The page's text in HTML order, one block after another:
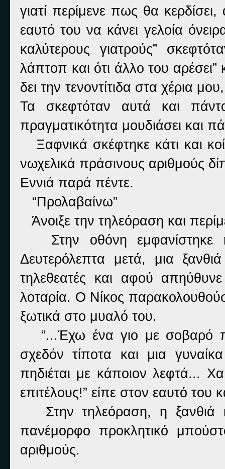
γιατί περίμενε πως θα
εαυτό του να κάνει γελοία
καλύτερους γιατρούς”
λάπτοπ και ότι άλλο του
δει την τενοντίτιδα στα χέρια
Τα σκεφτόταν αυτά και
πραγματικότητα μουδιάσει και
Ξαφνικά σκέφτηκε κάτι και
νωχελικά πράσινους αριθμούς
Εννιά παρά πέντε.
“Προλαβαίνω”
Άνοιξε την τηλεόραση και
Στην οθόνη εμφανίστηκε
Δευτερόλεπτα μετά, μια
τηλεθεατές και αφού
λοταρία. Ο Νίκος
ξωτικά στο μυαλό του.
“...Έχω ένα γιο με σοβαρό
σχεδόν τίποτα και μια
πηδιέται με κάποιον λεφτά...
επιτέλους!” είπε στον εαυτό του
Στην τηλεόραση, η ξανθιά
πανέμορφο προκλητικό
αριθμούς.